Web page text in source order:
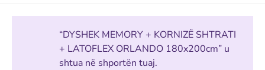
“DYSHEK MEMORY + KORNIZË SHTRATI
+ LATOFLEX ORLANDO 180x200cm” u
shtua në shportën tuaj.